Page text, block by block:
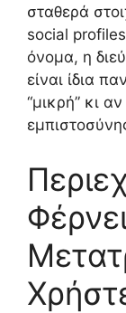
σταθερά
social
όνομα, η
είναι ίδια
“μικρή” κι